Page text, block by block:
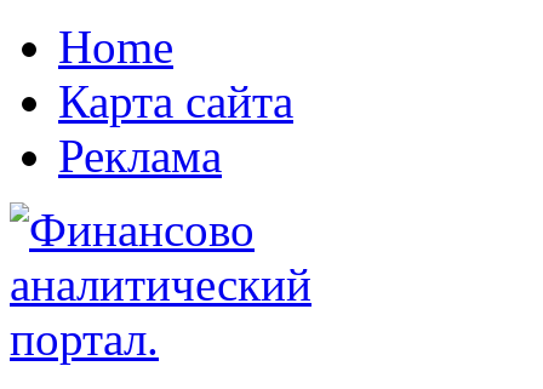
Home
Карта сайта
Реклама